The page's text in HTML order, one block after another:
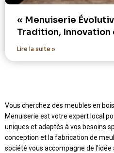
« Menuiserie
Tradition, Innovation
Lire la suite »
Vous cherchez des meubles en
Menuiserie est votre expert local
uniques et adaptés à vos besoins
conception et la fabrication de
société vous accompagne de